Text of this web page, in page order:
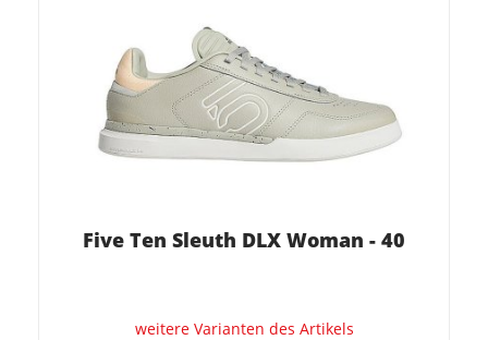
Five Ten Sleuth DLX Woman - 40
weitere Varianten des Artikels